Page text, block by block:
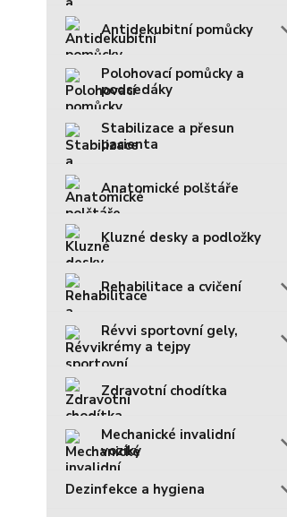
Antidekubitní pomůcky
Polohovací pomůcky a
podsedáky
Stabilizace a přesun
pacienta
Anatomické polštáře
Kluzné desky a podložky
Rehabilitace a cvičení
Révvi sportovní gely,
krémy a tejpy
Zdravotní chodítka
Mechanické invalidní
vozíky
Dezinfekce a hygiena